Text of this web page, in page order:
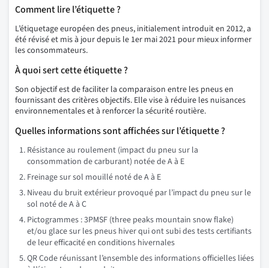
Comment lire l’étiquette ?
L’étiquetage européen des pneus, initialement introduit en 2012, a
été révisé et mis à jour depuis le 1er mai 2021 pour mieux informer
les consommateurs.
À quoi sert cette étiquette ?
Son objectif est de faciliter la comparaison entre les pneus en
fournissant des critères objectifs. Elle vise à réduire les nuisances
environnementales et à renforcer la sécurité routière.
Quelles informations sont affichées sur l’étiquette ?
Résistance au roulement (impact du pneu sur la
consommation de carburant) notée de A à E
Freinage sur sol mouillé noté de A à E
Niveau du bruit extérieur provoqué par l’impact du pneu sur le
sol noté de A à C
Pictogrammes : 3PMSF (three peaks mountain snow flake)
et/ou glace sur les pneus hiver qui ont subi des tests certifiants
de leur efficacité en conditions hivernales
QR Code réunissant l’ensemble des informations officielles liées